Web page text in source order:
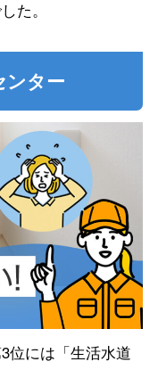
た。
ンター
位には「生活水道